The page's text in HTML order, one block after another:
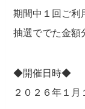
期間中１回ご利
抽選ででた金額
◆開催日時◆
２０２６年１